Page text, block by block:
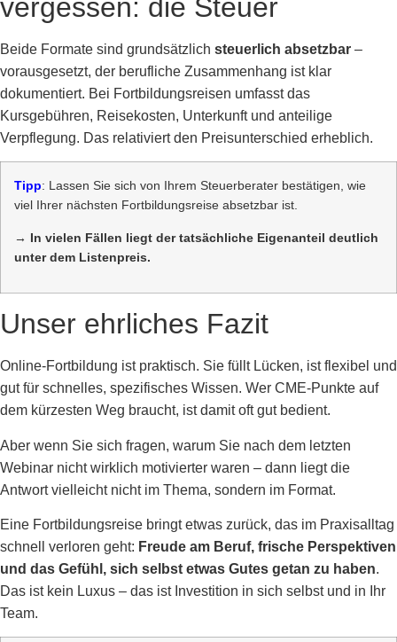
vergessen: die Steuer
Beide Formate sind grundsätzlich steuerlich absetzbar –
vorausgesetzt, der berufliche Zusammenhang ist klar
dokumentiert. Bei Fortbildungsreisen umfasst das
Kursgebühren, Reisekosten, Unterkunft und anteilige
Verpflegung. Das relativiert den Preisunterschied erheblich.
Tipp: Lassen Sie sich von Ihrem Steuerberater bestätigen, wie
viel Ihrer nächsten Fortbildungsreise absetzbar ist.
→ In vielen Fällen liegt der tatsächliche Eigenanteil deutlich
unter dem Listenpreis.
Unser ehrliches Fazit
Online-Fortbildung ist praktisch. Sie füllt Lücken, ist flexibel und
gut für schnelles, spezifisches Wissen. Wer CME-Punkte auf
dem kürzesten Weg braucht, ist damit oft gut bedient.
Aber wenn Sie sich fragen, warum Sie nach dem letzten
Webinar nicht wirklich motivierter waren – dann liegt die
Antwort vielleicht nicht im Thema, sondern im Format.
Eine Fortbildungsreise bringt etwas zurück, das im Praxisalltag
schnell verloren geht: Freude am Beruf, frische Perspektiven
und das Gefühl, sich selbst etwas Gutes getan zu haben.
Das ist kein Luxus – das ist Investition in sich selbst und in Ihr
Team.